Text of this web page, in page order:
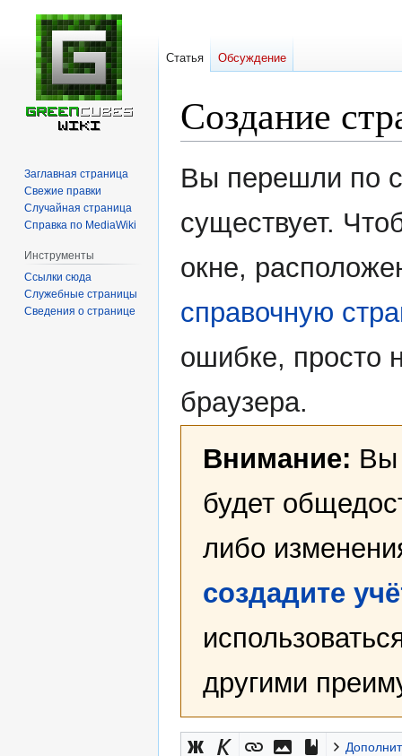
Создание
Перейти
к
Перейти
кВы перешли по
существует.
окне,
справочную
ошибке, просто
браузера.
Внимание: Вы
будет
либо
создадите
другими
Статья Обсуждение
Заглавная страница
Свежие правки
Случайная страница
Справка по MediaWiki
Инструменты
Ссылки сюда
Служебные страницы
Сведения о странице